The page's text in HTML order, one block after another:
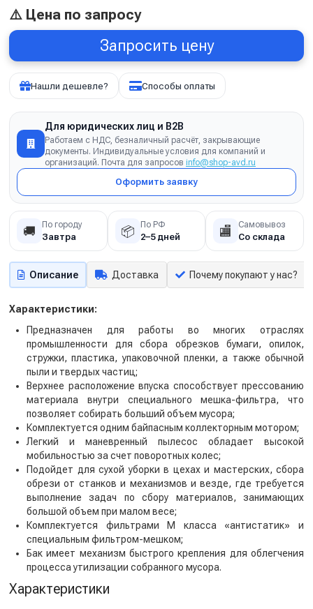
⚠️ Цена по запросу
Запросить цену
Нашли дешевле? Способы оплаты
Для юридических лиц и B2B
Работаем с НДС, безналичный расчёт, закрывающие
документы. Индивидуальные условия для компаний и
организаций. Почта для запросов info@shop-avd.ru
Оформить заявку
🚚 По городу
Завтра 📦 По РФ
2–5 дней 🏬 Самовывоз
Со склада
Описание Доставка Почему покупают у нас?
Характеристики:
Предназначен для работы во многих отраслях
промышленности для сбора обрезков бумаги, опилок,
стружки, пластика, упаковочной пленки, а также обычной
пыли и твердых частиц;
Верхнее расположение впуска способствует прессованию
материала внутри специального мешка-фильтра, что
позволяет собирать больший объем мусора;
Комплектуется одним байпасным коллекторным мотором;
Легкий и маневренный пылесос обладает высокой
мобильностью за счет поворотных колес;
Подойдет для сухой уборки в цехах и мастерских, сбора
обрези от станков и механизмов и везде, где требуется
выполнение задач по сбору материалов, занимающих
большой объем при малом весе;
Комплектуется фильтрами М класса «антистатик» и
специальным фильтром-мешком;
Бак имеет механизм быстрого крепления для облегчения
процесса утилизации собранного мусора.
Характеристики